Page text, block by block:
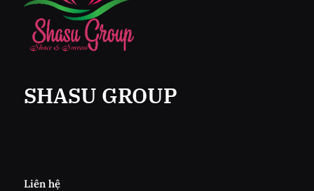
SHASU GROUP
Liên hệ